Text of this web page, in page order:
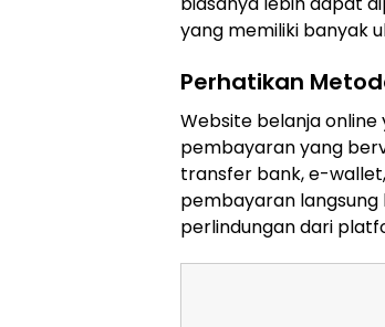
yang memiliki banyak
Perhatikan
Website belanja
pembayaran yang
transfer bank, e-
pembayaran
perlindungan dari